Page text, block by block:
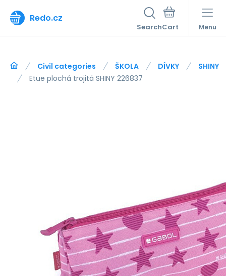
Redo.cz
Search Menu
Civil categories ŠKOLA DÍVKY
SHINY
Etue plochá trojitá SHINY 226837